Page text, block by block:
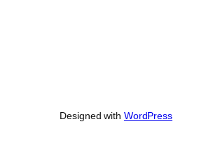
Designed with WordPress